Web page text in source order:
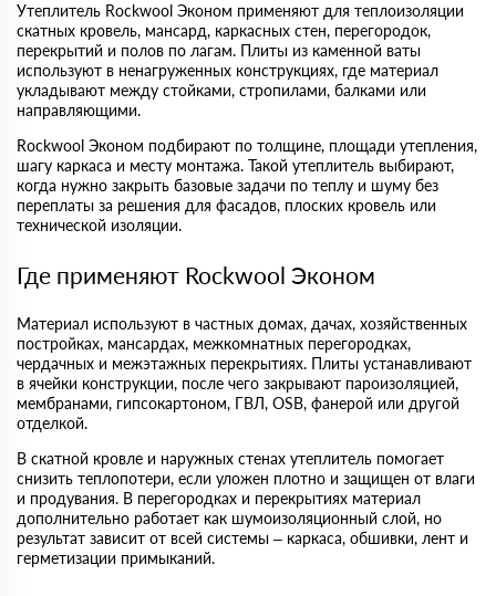
Утеплитель Rockwool Эконом применяют для теплоизоляции
скатных кровель, мансард, каркасных стен, перегородок,
перекрытий и полов по лагам. Плиты из каменной ваты
используют в ненагруженных конструкциях, где материал
укладывают между стойками, стропилами, балками или
направляющими.
Rockwool Эконом подбирают по толщине, площади утепления,
шагу каркаса и месту монтажа. Такой утеплитель выбирают,
когда нужно закрыть базовые задачи по теплу и шуму без
переплаты за решения для фасадов, плоских кровель или
технической изоляции.
Где применяют Rockwool Эконом
Материал используют в частных домах, дачах, хозяйственных
постройках, мансардах, межкомнатных перегородках,
чердачных и межэтажных перекрытиях. Плиты устанавливают
в ячейки конструкции, после чего закрывают пароизоляцией,
мембранами, гипсокартоном, ГВЛ, OSB, фанерой или другой
отделкой.
В скатной кровле и наружных стенах утеплитель помогает
снизить теплопотери, если уложен плотно и защищен от влаги
и продувания. В перегородках и перекрытиях материал
дополнительно работает как шумоизоляционный слой, но
результат зависит от всей системы – каркаса, обшивки, лент и
герметизации примыканий.